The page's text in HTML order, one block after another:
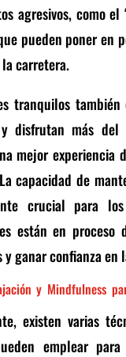
agresivos, como el
pueden poner en
carretera.
tranquilos también
y disfrutan más
mejor experiencia
capacidad de
crucial para
están en proceso
y ganar confianza en
y Mindfulness
existen varias
emplear